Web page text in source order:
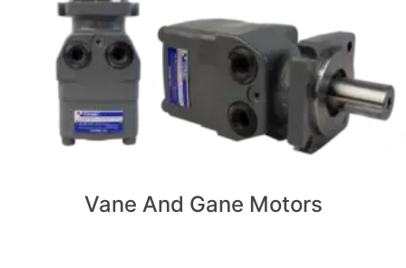
Vane And Gane Motors